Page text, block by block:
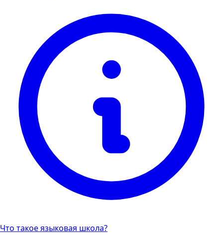
Что такое языковая школа?